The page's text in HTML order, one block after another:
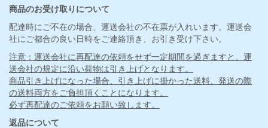
商品のお受け取りについて
配達時にご不在の場合、運送会社の不在票が入れいます。運送会
社にご都合の良い日時をご連絡頂き、お引き受け下さい。
注意：運送会社に再配達の依頼をせず一定期間を過ぎますと、運
送会社の規定に沿い荷物は引き上げとなります。
商品引き上げになった場合、引き上げに掛かった送料、発送の際
の送料両方をご負担頂くことになります。
必ず再配達のご依頼をお願い致します。
返品について